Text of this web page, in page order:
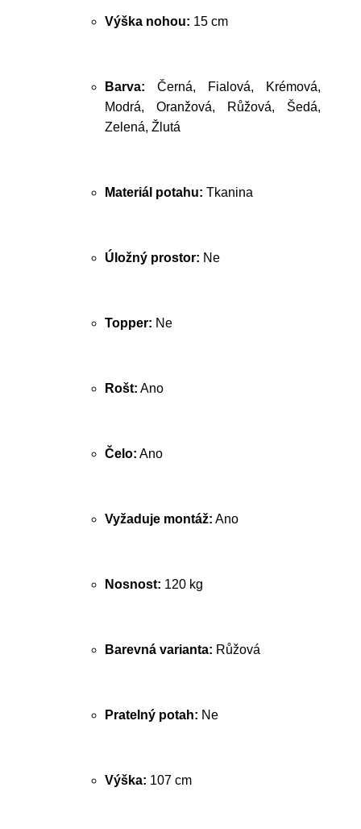
Výška nohou: 15 cm
Barva: Černá, Fialová, Krémová,
Modrá, Oranžová, Růžová, Šedá,
Zelená, Žlutá
Materiál potahu: Tkanina
Úložný prostor: Ne
Topper: Ne
Rošt: Ano
Čelo: Ano
Vyžaduje montáž: Ano
Nosnost: 120 kg
Barevná varianta: Růžová
Pratelný potah: Ne
Výška: 107 cm